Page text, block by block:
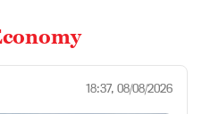
18:37, 08/08/2026